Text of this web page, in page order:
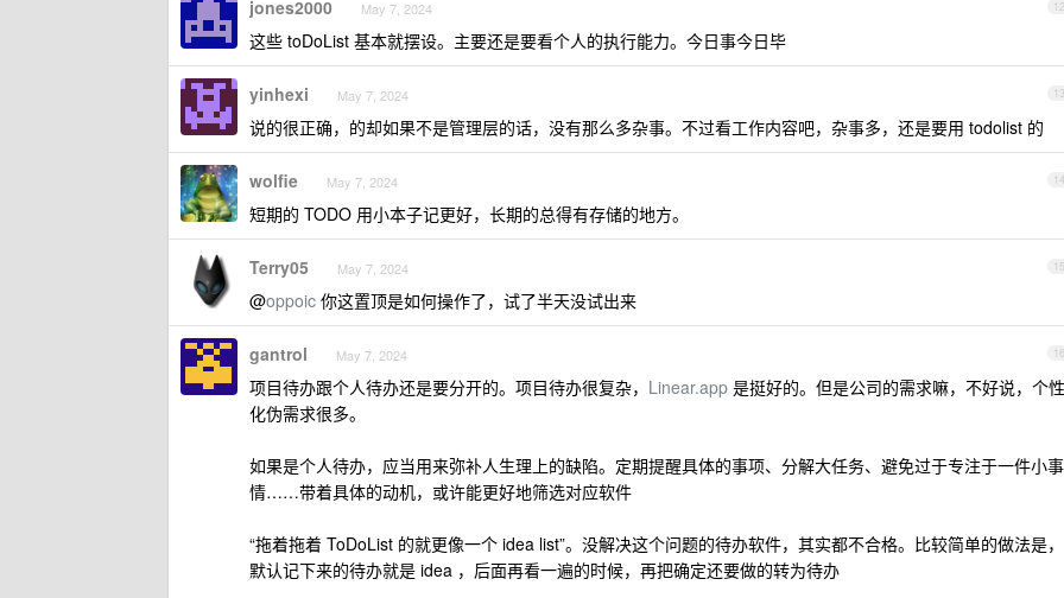
12
jones2000 May 7, 2024
这些 toDoList 基本就摆设。主要还是要看个人的执行能力。今日事今日毕
13
yinhexi May 7, 2024
说的很正确，的却如果不是管理层的话，没有那么多杂事。不过看工作内容吧，杂事多，还是要用 todolist 的
14
wolfie May 7, 2024
短期的 TODO 用小本子记更好，长期的总得有存储的地方。
15
Terry05 May 7, 2024
@oppoic 你这置顶是如何操作了，试了半天没试出来
16
gantrol May 7, 2024
项目待办跟个人待办还是要分开的。项目待办很复杂， Linear.app 是挺好的。但是公司的需求嘛，不好说，个性
化伪需求很多。
如果是个人待办，应当用来弥补人生理上的缺陷。定期提醒具体的事项、分解大任务、避免过于专注于一件小事
情……带着具体的动机，或许能更好地筛选对应软件
“拖着拖着 ToDoList 的就更像一个 idea list”。没解决这个问题的待办软件，其实都不合格。比较简单的做法是，
默认记下来的待办就是 idea ，后面再看一遍的时候，再把确定还要做的转为待办